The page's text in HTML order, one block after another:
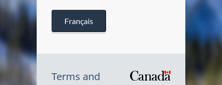
Français
Terms and